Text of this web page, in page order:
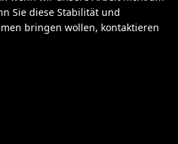
Sie diese Stabilität und
bringen wollen, kontaktieren